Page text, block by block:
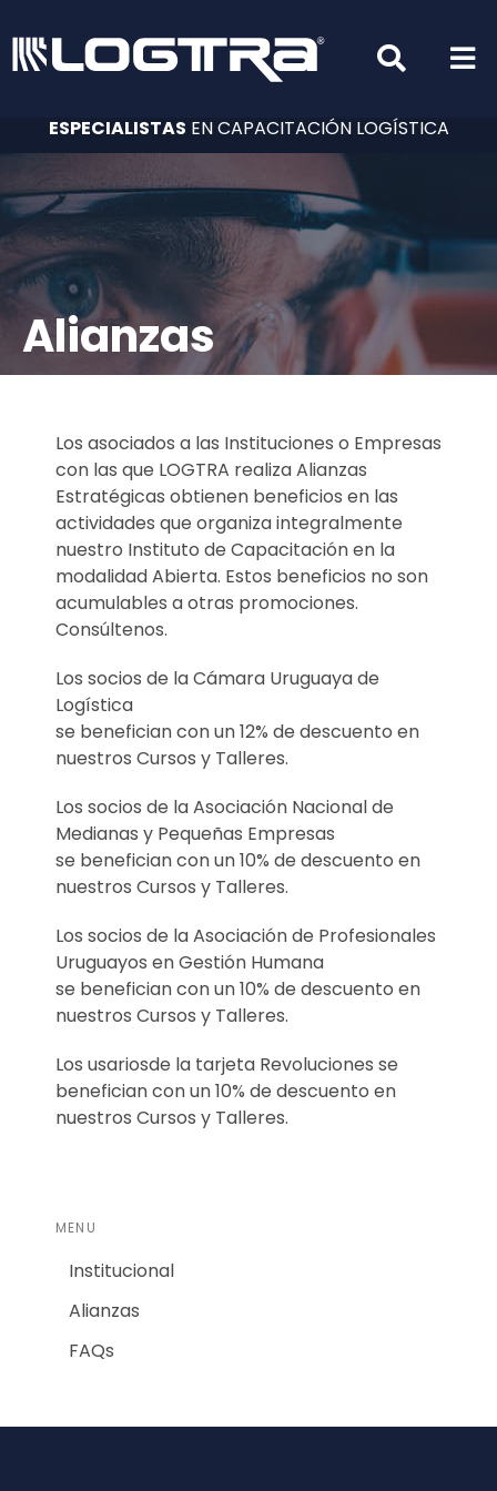
ESPECIALISTAS EN CAPACITACIÓN LOGÍSTICA
Alianzas
Los asociados a las Instituciones o Empresas
con las que LOGTRA realiza Alianzas
Estratégicas obtienen beneficios en las
actividades que organiza integralmente
nuestro Instituto de Capacitación en la
modalidad Abierta. Estos beneficios no son
acumulables a otras promociones.
Consúltenos.
Los socios de la Cámara Uruguaya de
Logística
se benefician con un 12% de descuento en
nuestros Cursos y Talleres.
Los socios de la Asociación Nacional de
Medianas y Pequeñas Empresas
se benefician con un 10% de descuento en
nuestros Cursos y Talleres.
Los socios de la Asociación de Profesionales
Uruguayos en Gestión Humana
se benefician con un 10% de descuento en
nuestros Cursos y Talleres.
Los usariosde la tarjeta Revoluciones se
benefician con un 10% de descuento en
nuestros Cursos y Talleres.
MENU
Institucional
Alianzas
FAQs